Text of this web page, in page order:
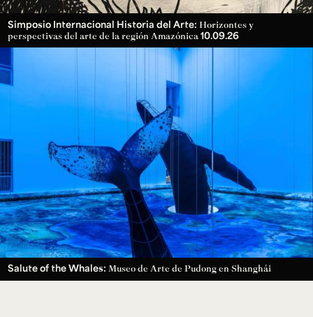
Simposio Internacional Historia del Arte: Horizontes y
perspectivas del arte de la región Amazónica 10.09.26
Salute of the Whales: Museo de Arte de Pudong en Shanghái